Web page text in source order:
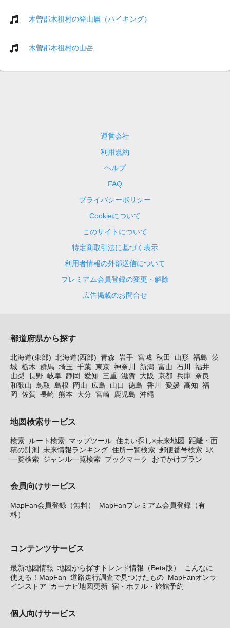
木曽郡木祖村の登山届（ハイキング）
木曽郡木祖村の山岳
運営会社
利用規約
ヘルプ
FAQ
プライバシーポリシー
Cookieについて
このサイトについて
特定商取引法に基づく表示
利用者情報の外部送信について
プレミアム会員登録の変更・解除
広告掲載のお問合せ
都道府県から探す
北海道(東部) 北海道(西部) 青森 岩手 宮城 秋田 山形 福島 茨
城 栃木 群馬 埼玉 千葉 東京 神奈川 新潟 富山 石川
福井
山梨 長野 岐阜 静岡 愛知 三重 滋賀 大阪 京都 兵庫 奈良
和歌山 鳥取 島根 岡山 広島 山口 徳島 香川 愛媛 高知 福
岡
佐賀 長崎 熊本 大分 宮崎 鹿児島 沖縄
地図検索サービス
検索 ルート検索 マップツール 住まい探し×未来地図
距離・面
積の計測
未来情報ランキング 住所一覧検索 郵便番号検索 駅
一覧検索 ジャンル一覧検索 ブックマーク おでかけプラン
会員向けサービス
MapFan会員登録（無料）
MapFanプレミアム会員登録（有
料）
コンテンツサービス
最新地図情報 地図から探すトレンド情報（Beta版）
こんなに
使える！MapFan 道路走行調査で見つけたもの MapFanオンラ
インストア
カーナビ地図更新 宿・ホテル・旅館予約
個人向けサービス